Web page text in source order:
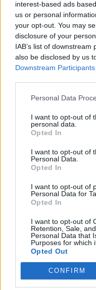
interest-based ads
us or personal
your opt-out. You may
disclosure of your
IAB’s list of
also be disclosed by us
Downstream Participants
Personal Data
I want to opt-out of
personal data.
Opted In
I want to opt-out of
Personal Data.
Opted In
I want to opt-out of
Personal Data for
Opted In
I want to opt-out of
Retention, Sale,
Personal Data that
Purposes for which
Opted Out
CONFIRM
Žmonės
Po skaudžių
dėl dingusio
žinia iš Ruslano
(3)
NAUJI